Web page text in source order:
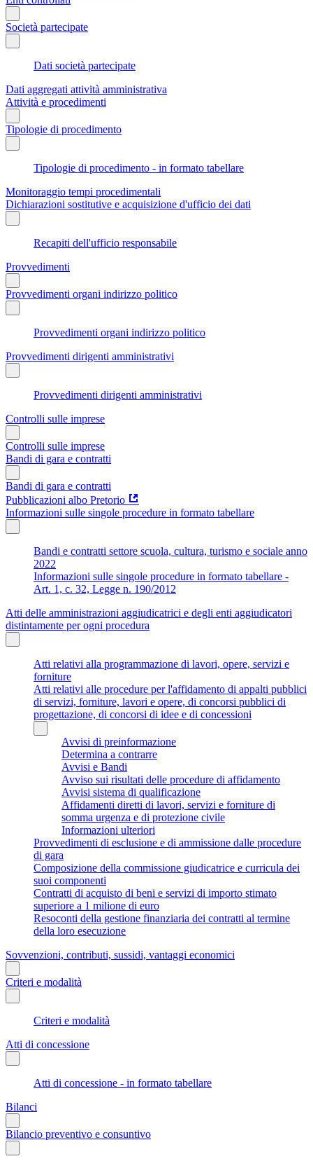
Società partecipate
Dati società partecipate
Dati aggregati attività amministrativa
Attività e procedimenti
Tipologie di procedimento
Tipologie di procedimento - in formato tabellare
Monitoraggio tempi procedimentali
Dichiarazioni sostitutive e acquisizione d'ufficio dei dati
Recapiti dell'ufficio responsabile
Provvedimenti
Provvedimenti organi indirizzo politico
Provvedimenti organi indirizzo politico
Provvedimenti dirigenti amministrativi
Provvedimenti dirigenti amministrativi
Controlli sulle imprese
Controlli sulle imprese
Bandi di gara e contratti
Bandi di gara e contratti
Pubblicazioni albo Pretorio
Informazioni sulle singole procedure in formato tabellare
Bandi e contratti settore scuola, cultura, turismo e sociale anno
2022
Informazioni sulle singole procedure in formato tabellare -
Art. 1, c. 32, Legge n. 190/2012
Atti delle amministrazioni aggiudicatrici e degli enti aggiudicatori
distintamente per ogni procedura
Atti relativi alla programmazione di lavori, opere, servizi e
forniture
Atti relativi alle procedure per l'affidamento di appalti pubblici
di servizi, forniture, lavori e opere, di concorsi pubblici di
progettazione, di concorsi di idee e di concessioni
Avvisi di preinformazione
Determina a contrarre
Avvisi e Bandi
Avviso sui risultati delle procedure di affidamento
Avvisi sistema di qualificazione
Affidamenti diretti di lavori, servizi e forniture di
somma urgenza e di protezione civile
Informazioni ulteriori
Provvedimenti di esclusione e di ammissione dalle procedure
di gara
Composizione della commissione giudicatrice e curricula dei
suoi componenti
Contratti di acquisto di beni e servizi di importo stimato
superiore a 1 milione di euro
Resoconti della gestione finanziaria dei contratti al termine
della loro esecuzione
Sovvenzioni, contributi, sussidi, vantaggi economici
Criteri e modalità
Criteri e modalità
Atti di concessione
Atti di concessione - in formato tabellare
Bilanci
Bilancio preventivo e consuntivo